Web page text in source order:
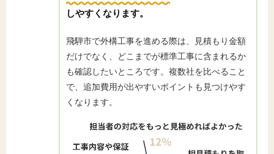
しやすくなります。
飛騨市で外構工事を進める際は、見積もり金額
だけでなく、どこまでが標準工事に含まれるか
も確認したいところです。複数社を比べること
で、追加費用が出やすいポイントも見つけやす
くなります。